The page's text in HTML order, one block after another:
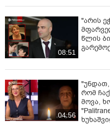
დასავლეთში. რუსეთიდან,
გადარჩენილი ვარ, რომ არ
ბულინგის ენით საუბარი
დავით ევგენიძე.
08:51
"არის
წლის
04:56
რომ
მოვა,